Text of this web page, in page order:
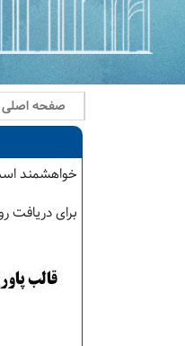
صفحه اصلی
خواهشمند است
برای دریافت